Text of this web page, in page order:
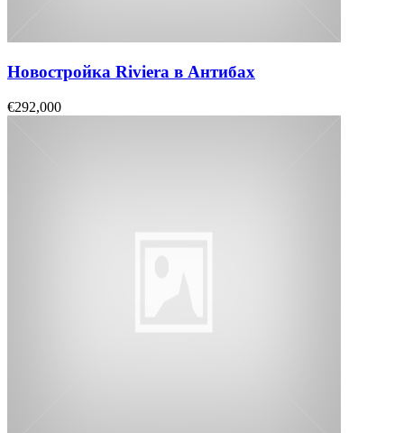
Новостройка Riviera в Антибах
€292,000